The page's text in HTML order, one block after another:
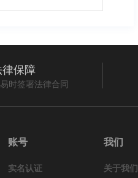
保障
时签署法律合同
账号
实名认证
我们
关于我们